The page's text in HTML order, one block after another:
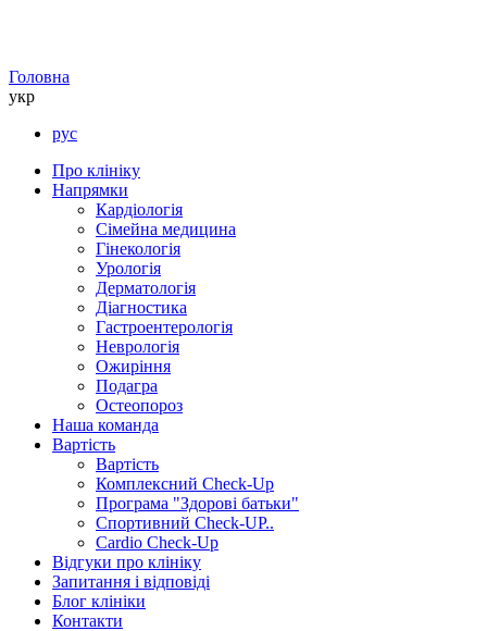
Головна
укр
рус
Про клініку
Напрямки
Кардіологія
Сімейна медицина
Гінекологія
Урологія
Дерматологія
Діагностика
Гастроентерологія
Неврологія
Ожиріння
Подагра
Остеопороз
Наша команда
Вартість
Вартість
Комплексний Check-Up
Програма "Здорові батьки"
Спортивний Check-UP..
Cardio Check-Up
Відгуки про клініку
Запитання і відповіді
Блог клініки
Контакти